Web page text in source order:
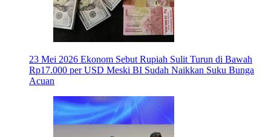
23 Mei 2026 Ekonom Sebut Rupiah Sulit Turun di Bawah
Rp17.000 per USD Meski BI Sudah Naikkan Suku Bunga
Acuan